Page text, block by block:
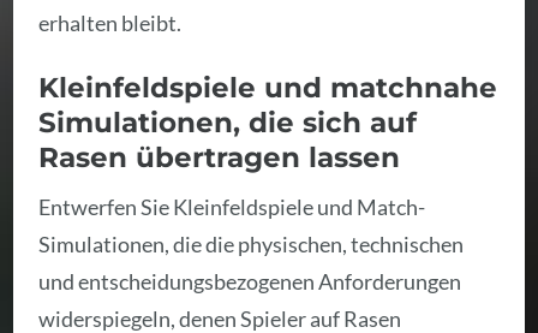
erhalten bleibt.
Kleinfeldspiele und matchnahe
Simulationen, die sich auf
Rasen übertragen lassen
Entwerfen Sie Kleinfeldspiele und Match-
Simulationen, die die physischen, technischen
und entscheidungsbezogenen Anforderungen
widerspiegeln, denen Spieler auf Rasen